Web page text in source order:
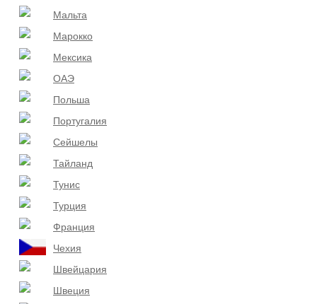
Мальта
Марокко
Мексика
ОАЭ
Польша
Португалия
Сейшелы
Тайланд
Тунис
Турция
Франция
Чехия
Швейцария
Швеция